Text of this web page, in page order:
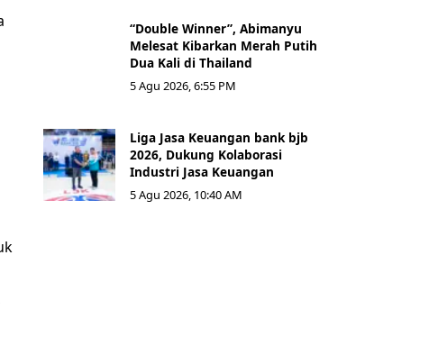
“Double Winner”, Abimanyu
Melesat Kibarkan Merah Putih
Dua Kali di Thailand
5 Agu 2026, 6:55 PM
Liga Jasa Keuangan bank bjb
2026, Dukung Kolaborasi
Industri Jasa Keuangan
5 Agu 2026, 10:40 AM